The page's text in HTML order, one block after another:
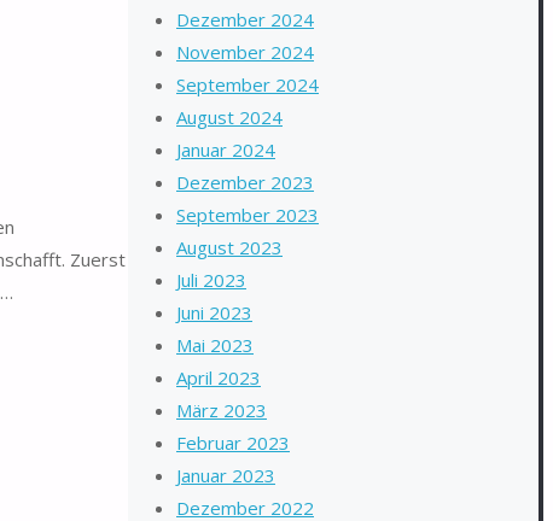
Zuerst
Dezember 2024
November 2024
September 2024
August 2024
Januar 2024
Dezember 2023
September 2023
August 2023
Juli 2023
Juni 2023
Mai 2023
April 2023
März 2023
Februar 2023
Januar 2023
Dezember 2022